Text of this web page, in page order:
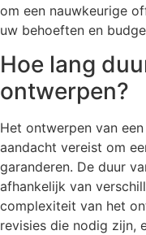
om een nauwkeurige
uw behoeften en
Hoe lang
ontwerpen?
Het ontwerpen van
aandacht vereist om
garanderen. De duur
afhankelijk van
complexiteit van het
revisies die nodig zijn,